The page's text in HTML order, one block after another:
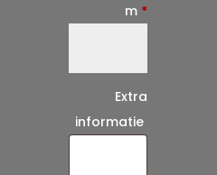
m *
Extra
informatie